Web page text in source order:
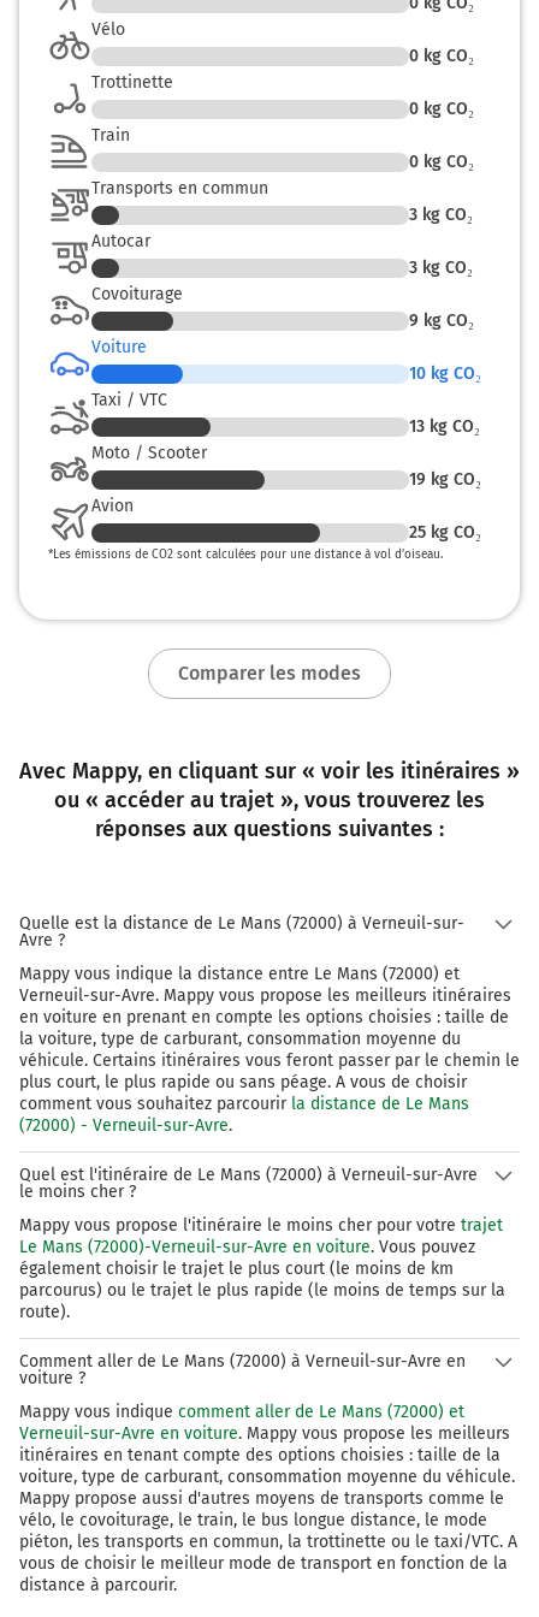
Tourouvre
Longny-au-Perche
Verneuil-sur-Avre
Continuer N12 D282 (Grands Champs) sur 16 kilomètres
94 km
Continuer N12 D45 (Place Georges Pompidou) sur 16
kilomètres
110 km
Au rond-point, prendre la 1ère sortie sur N12 (Route
Nationale 12) et continuer sur 550 mètres
126 km
Continuer N12 (Route Nationale 12) sur 30 mètres
127 km
127 km
Continuer D56 (Route de La Ferté-Vidame) sur 400
mètres
127 km
Tourner à droite sur D56 (Rue Notre-Dame) et continuer
sur 80 mètres
Verneuil-sur-Avre
Vélo
0 kg CO₂
Trottinette
0 kg CO₂
Train
0 kg CO₂
Transports en commun
3 kg CO₂
Autocar
3 kg CO₂
Covoiturage
9 kg CO₂
Voiture
10 kg CO₂
Taxi / VTC
13 kg CO₂
Moto / Scooter
19 kg CO₂
Avion
25 kg CO₂
*Les émissions de CO2 sont calculées pour une distance à vol d’oiseau.
Comparer les modes
Avec Mappy, en cliquant sur « voir les itinéraires »
ou « accéder au trajet », vous trouverez les
réponses aux questions suivantes :
Quelle est la distance de Le Mans (72000) à Verneuil-sur-
Avre ?
Mappy vous indique la distance entre Le Mans (72000) et
Verneuil-sur-Avre. Mappy vous propose les meilleurs itinéraires
en voiture en prenant en compte les options choisies : taille de
la voiture, type de carburant, consommation moyenne du
véhicule. Certains itinéraires vous feront passer par le chemin le
plus court, le plus rapide ou sans péage. A vous de choisir
comment vous souhaitez parcourir la distance de Le Mans
(72000) - Verneuil-sur-Avre.
Quel est l'itinéraire de Le Mans (72000) à Verneuil-sur-Avre
le moins cher ?
Mappy vous propose l'itinéraire le moins cher pour votre trajet
Le Mans (72000)-Verneuil-sur-Avre en voiture. Vous pouvez
également choisir le trajet le plus court (le moins de km
parcourus) ou le trajet le plus rapide (le moins de temps sur la
route).
Comment aller de Le Mans (72000) à Verneuil-sur-Avre en
voiture ?
Mappy vous indique comment aller de Le Mans (72000) et
Verneuil-sur-Avre en voiture. Mappy vous propose les meilleurs
itinéraires en tenant compte des options choisies : taille de la
voiture, type de carburant, consommation moyenne du véhicule.
Mappy propose aussi d'autres moyens de transports comme le
vélo, le covoiturage, le train, le bus longue distance, le mode
piéton, les transports en commun, la trottinette ou le taxi/VTC. A
vous de choisir le meilleur mode de transport en fonction de la
distance à parcourir.